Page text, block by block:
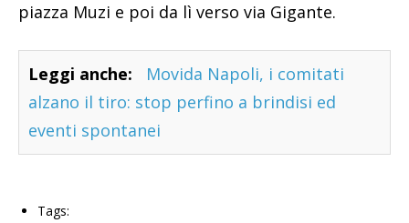
piazza Muzi e poi da lì verso via Gigante.
Leggi anche:
Movida Napoli, i comitati
alzano il tiro: stop perfino a brindisi ed
eventi spontanei
Tags: